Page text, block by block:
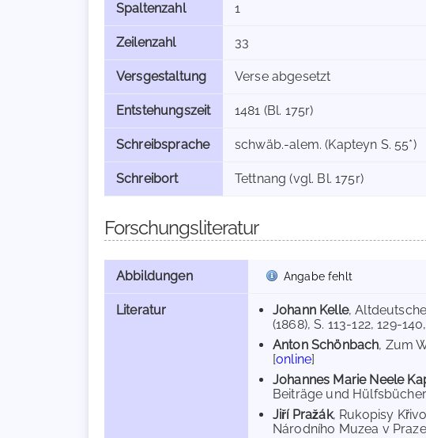
Spaltenzahl 1
Zeilenzahl 33
Versgestaltung Verse abgesetzt
Entstehungszeit 1481 (Bl. 175r)
Schreibsprache schwäb.-alem. (Kapteyn S. 55*)
Schreibort Tettnang (vgl. Bl. 175r)
Forschungsliteratur
Abbildungen Angabe fehlt
Literatur Johann Kelle,
(1868), S. 113-122, 129-
Anton Schönbach, Zum
[online]
Johannes Marie Neele
Beiträge und
Jiří Pražák, Rukopisy
Národního Muzea v